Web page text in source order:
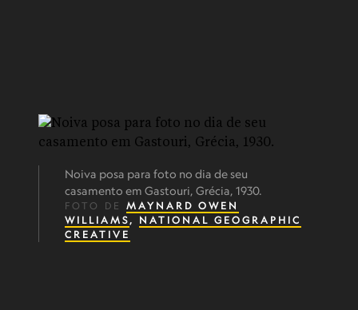
Noiva posa para foto no dia de seu
casamento em Gastouri, Grécia, 1930.
FOTO DE MAYNARD OWEN
WILLIAMS, NATIONAL GEOGRAPHIC
CREATIVE